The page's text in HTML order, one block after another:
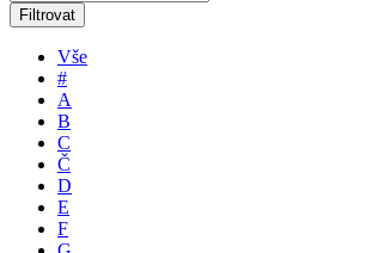
Filtrovat
Vše
#
A
B
C
Č
D
E
F